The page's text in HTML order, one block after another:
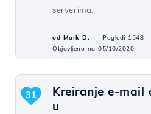
serverima.
od Mark D. Pogledi 1548
Objavljeno na 05/10/2020
Kreiranje e-mail
u
31